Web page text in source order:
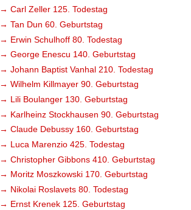
→ Carl Zeller 125. Todestag
→ Tan Dun 60. Geburtstag
→ Erwin Schulhoff 80. Todestag
→ George Enescu 140. Geburtstag
→ Johann Baptist Vanhal 210. Todestag
→ Wilhelm Killmayer 90. Geburtstag
→ Lili Boulanger 130. Geburtstag
→ Karlheinz Stockhausen 90. Geburtstag
→ Claude Debussy 160. Geburtstag
→ Luca Marenzio 425. Todestag
→ Christopher Gibbons 410. Geburtstag
→ Moritz Moszkowski 170. Geburtstag
→ Nikolai Roslavets 80. Todestag
→ Ernst Krenek 125. Geburtstag